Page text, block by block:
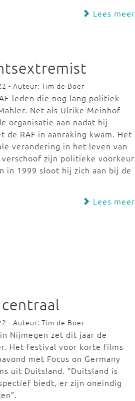
Lees meer
- Auteur: Tim de Boer
leden die nog lang politiek
Net als Ulrike Meinhof
organisatie aan nadat hij
de RAF in aanraking kwam. Het
verandering in het leven van
zijn politieke voorkeur
in 1999 sloot hij zich aan bij de
Lees meer
- Auteur: Tim de Boer
Nijmegen zet dit jaar de
Het festival voor korte films
met Focus on Germany
uit Duitsland. “Duitsland is
biedt, er zijn oneindig